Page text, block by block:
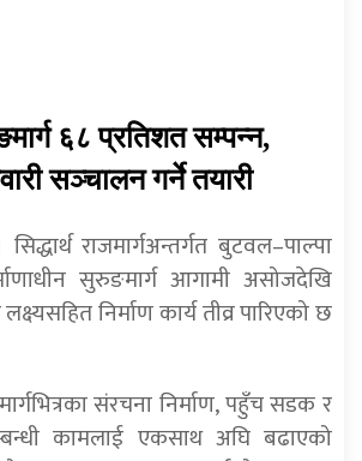
६८ प्रतिशत सम्पन्न,
सञ्चालन गर्ने तयारी
राजमार्गअन्तर्गत बुटवल–पाल्पा
सुरुङमार्ग आगामी असोजदेखि
निर्माण कार्य तीव्र पारिएको छ
संरचना निर्माण, पहुँच सडक र
कामलाई एकसाथ अघि बढाएको